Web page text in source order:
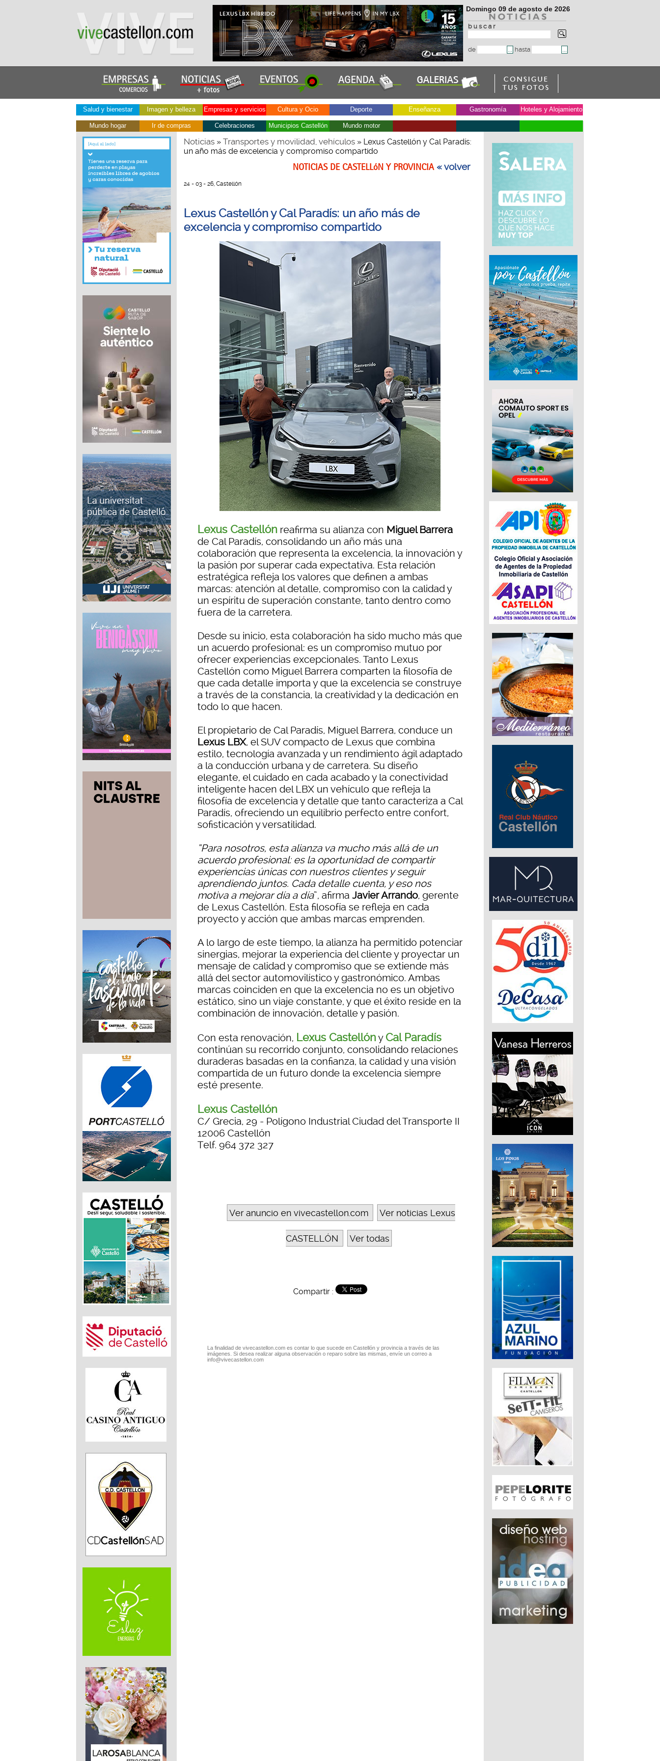
Domingo 09 de agosto de 2026
b u s c a r
de hasta
Salud y bienestar Imagen y belleza Empresas y servicios Cultura y Ocio Deporte Enseñanza Gastronomía Hoteles y Alojamiento
Mundo hogar Ir de compras Celebraciones Municipios Castellón Mundo motor
Noticias» Transportes y movilidad, vehículos» Lexus Castellón y Cal Paradís:
un año más de excelencia y compromiso compartido
NOTICIAS DE CASTELLóN Y PROVINCIA« volver
24 - 03 - 26, Castellón
Lexus Castellón y Cal Paradís: un año más de
excelencia y compromiso compartido
Lexus Castellón reafirma su alianza con Miguel Barrera
de Cal Paradís, consolidando un año más una
colaboración que representa la excelencia, la innovación y
la pasión por superar cada expectativa. Esta relación
estratégica refleja los valores que definen a ambas
marcas: atención al detalle, compromiso con la calidad y
un espíritu de superación constante, tanto dentro como
fuera de la carretera.
Desde su inicio, esta colaboración ha sido mucho más que
un acuerdo profesional: es un compromiso mutuo por
ofrecer experiencias excepcionales. Tanto Lexus
Castellón como Miguel Barrera comparten la filosofía de
que cada detalle importa y que la excelencia se construye
a través de la constancia, la creatividad y la dedicación en
todo lo que hacen.
El propietario de Cal Paradís, Miguel Barrera, conduce un
Lexus LBX, el SUV compacto de Lexus que combina
estilo, tecnología avanzada y un rendimiento ágil adaptado
a la conducción urbana y de carretera. Su diseño
elegante, el cuidado en cada acabado y la conectividad
inteligente hacen del LBX un vehículo que refleja la
filosofía de excelencia y detalle que tanto caracteriza a Cal
Paradís, ofreciendo un equilibrio perfecto entre confort,
sofisticación y versatilidad.
“Para nosotros, esta alianza va mucho más allá de un
acuerdo profesional: es la oportunidad de compartir
experiencias únicas con nuestros clientes y seguir
aprendiendo juntos. Cada detalle cuenta, y eso nos
motiva a mejorar día a día”, afirma Javier Arrando, gerente
de Lexus Castellón. Esta filosofía se refleja en cada
proyecto y acción que ambas marcas emprenden.
A lo largo de este tiempo, la alianza ha permitido potenciar
sinergias, mejorar la experiencia del cliente y proyectar un
mensaje de calidad y compromiso que se extiende más
allá del sector automovilístico y gastronómico. Ambas
marcas coinciden en que la excelencia no es un objetivo
estático, sino un viaje constante, y que el éxito reside en la
combinación de innovación, detalle y pasión.
Con esta renovación, Lexus Castellóny Cal Paradís
continúan su recorrido conjunto, consolidando relaciones
duraderas basadas en la confianza, la calidad y una visión
compartida de un futuro donde la excelencia siempre
esté presente.
Lexus Castellón
C/ Grecia, 29 - Polígono Industrial Ciudad del Transporte II
12006 Castellón
Telf. 964 372 327
Ver anuncio en vivecastellon.com Ver noticias Lexus
CASTELLÓN Ver todas
Compartir :
La finalidad de vivecastellon.com es contar lo que sucede en Castellón y provincia a través de las
imágenes. Si desea realizar alguna observación o reparo sobre las mismas, envíe un correo a
info@vivecastellon.com